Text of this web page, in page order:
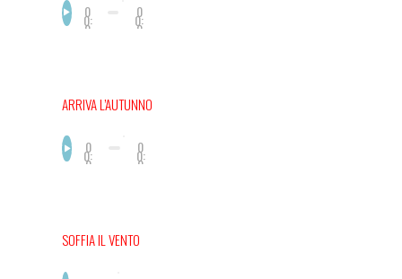
0
0:
0
0
0:
0
ARRIVA L’AUTUNNO
0
0:
0
0
0:
0
SOFFIA IL VENTO